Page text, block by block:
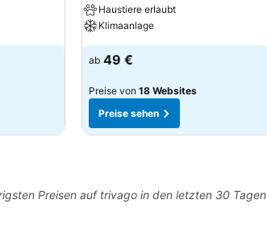
Haustiere erlaubt
Klimaanlage
ab 49 €
Preise von 18 Websites
Preise sehen
Preisen auf trivago in den letzten 30 Tagen